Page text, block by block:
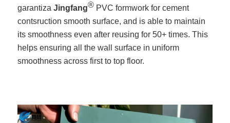
garantizaJingfang® PVC formwork for cement
contsruction smooth surface, and is able to maintain
its smoothness even after reusing for 50+ times. This
helps ensuring all the wall surface in uniform
smoothness across first to top floor.